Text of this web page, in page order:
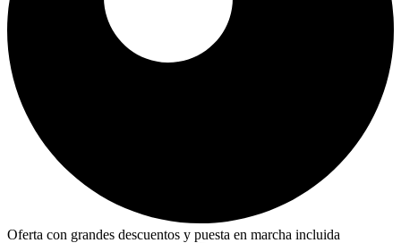
Oferta con grandes descuentos y puesta en marcha incluida